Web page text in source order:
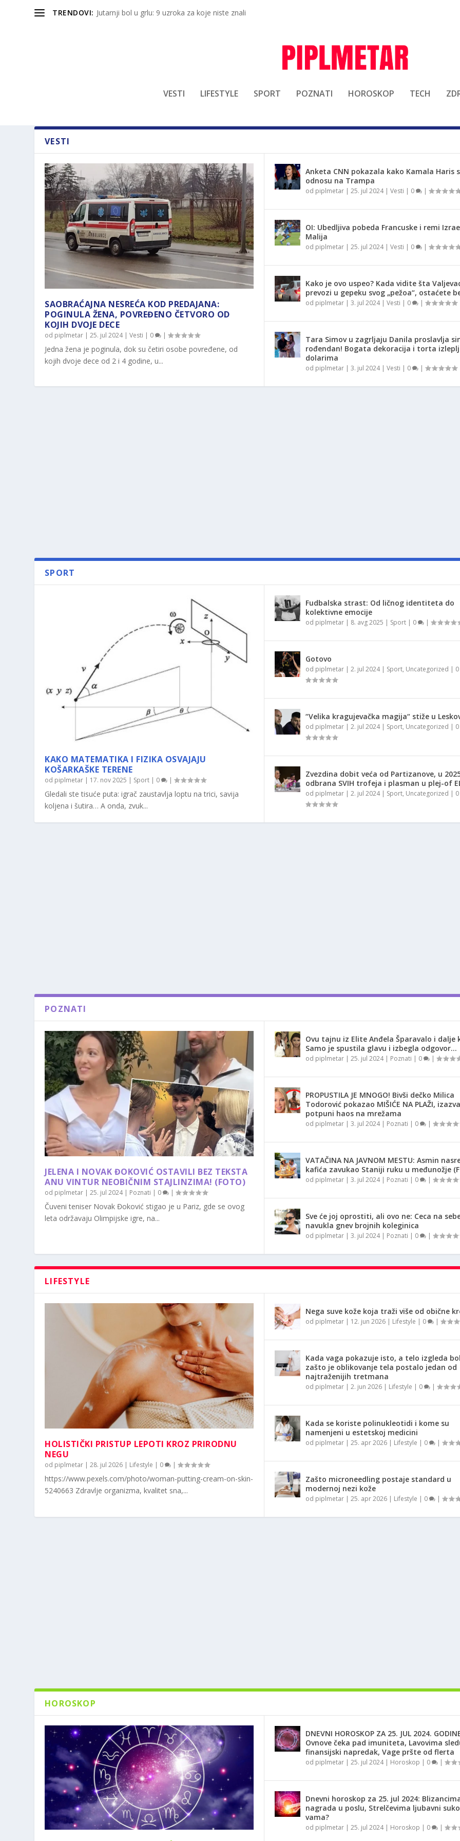
TRENDOVI: Jutarnji bol u grlu: 9 uzroka za koje niste znali
VESTI LIFESTYLE SPORT POZNATI HOROSKOP TECH
VESTI
SAOBRAĆAJNA NESREĆA KOD PREDAJANA:
POGINULA ŽENA, POVREĐENO ČETVORO OD
KOJIH DVOJE DECE
od piplmetar |25. jul 2024|Vesti | 0 |
Jedna žena je poginula, dok su četiri osobe povređene, od
kojih dvoje dece od 2 i 4 godine, u...
Anketa CNN pokazala kako Kamala Haris
odnosu na Trampa
od piplmetar| 25. jul 2024| Vesti | 0 |
OI: Ubedljiva pobeda Francuske i remi
Malija
od piplmetar| 25. jul 2024| Vesti | 0 |
Kako je ovo uspeo? Kada vidite šta
prevozi u gepeku svog „pežoa“, ostaćete
od piplmetar| 3. jul 2024| Vesti | 0 |
Tara Simov u zagrljaju Danila proslavlja
rođendan! Bogata dekoracija i torta
dolarima
od piplmetar| 3. jul 2024| Vesti | 0 |
SPORT
KAKO MATEMATIKA I FIZIKA OSVAJAJU
KOŠARKAŠKE TERENE
od piplmetar | 17. nov 2025 | Sport | 0 |
Gledali ste tisuće puta: igrač zaustavlja loptu na trici, savija
koljena i šutira… A onda, zvuk...
Fudbalska strast: Od ličnog identiteta do
kolektivne emocije
od piplmetar| 8. avg 2025 | Sport| 0 |
Gotovo
od piplmetar| 2. jul 2024| Sport, Uncategorized | 0
“Velika kragujevačka magija“ stiže u
od piplmetar| 2. jul 2024| Sport, Uncategorized | 0
Zvezdina dobit veća od Partizanove, u
odbrana SVIH trofeja i plasman u plej-of
od piplmetar| 2. jul 2024| Sport, Uncategorized | 0
POZNATI
JELENA I NOVAK ĐOKOVIĆ OSTAVILI BEZ TEKSTA
ANU VINTUR NEOBIČNIM STAJLINZIMA! (FOTO)
od piplmetar |25. jul 2024| Poznati | 0 |
Čuveni teniser Novak Đoković stigao je u Pariz, gde se ovog
leta održavaju Olimpijske igre, na...
Ovu tajnu iz Elite Anđela Šparavalo i dalje
Samo je spustila glavu i izbegla odgovor…
od piplmetar| 25. jul 2024| Poznati | 0 |
PROPUSTILA JE MNOGO! Bivši dečko Milica
Todorović pokazao MIŠIĆE NA PLAŽI,
potpuni haos na mrežama
od piplmetar| 3. jul 2024| Poznati | 0 |
VATAČINA NA JAVNOM MESTU: Asmin
kafića zavukao Staniji ruku u međunožje
od piplmetar| 3. jul 2024| Poznati | 0 |
Sve će joj oprostiti, ali ovo ne: Ceca na
navukla gnev brojnih koleginica
od piplmetar| 3. jul 2024| Poznati | 0 |
LIFESTYLE
HOLISTIČKI PRISTUP LEPOTI KROZ PRIRODNU
NEGU
od piplmetar |28. jul 2026 | Lifestyle | 0 |
https://www.pexels.com/photo/woman-putting-cream-on-skin-
5240663 Zdravlje organizma, kvalitet sna,...
Nega suve kože koja traži više od obične
od piplmetar| 12. jun 2026| Lifestyle | 0 |
Kada vaga pokazuje isto, a telo izgleda
zašto je oblikovanje tela postalo jedan od
najtraženijih tretmana
od piplmetar| 2. jun 2026| Lifestyle | 0 |
Kada se koriste polinukleotidi i kome su
namenjeni u estetskoj medicini
od piplmetar| 25. apr 2026| Lifestyle | 0 |
Zašto microneedling postaje standard u
modernoj nezi kože
od piplmetar| 25. apr 2026| Lifestyle | 0 |
HOROSKOP
DNEVNI HOROSKOP ZA 25. JUL 2024.
Ovnove čeka pad imuniteta, Lavovima
finansijski napredak, Vage pršte od flerta
od piplmetar| 25. jul 2024| Horoskop | 0 |
Dnevni horoskop za 25. jul 2024:
nagrada u poslu, Strelčevima ljubavni
vama?
od piplmetar| 25. jul 2024| Horoskop | 0 |